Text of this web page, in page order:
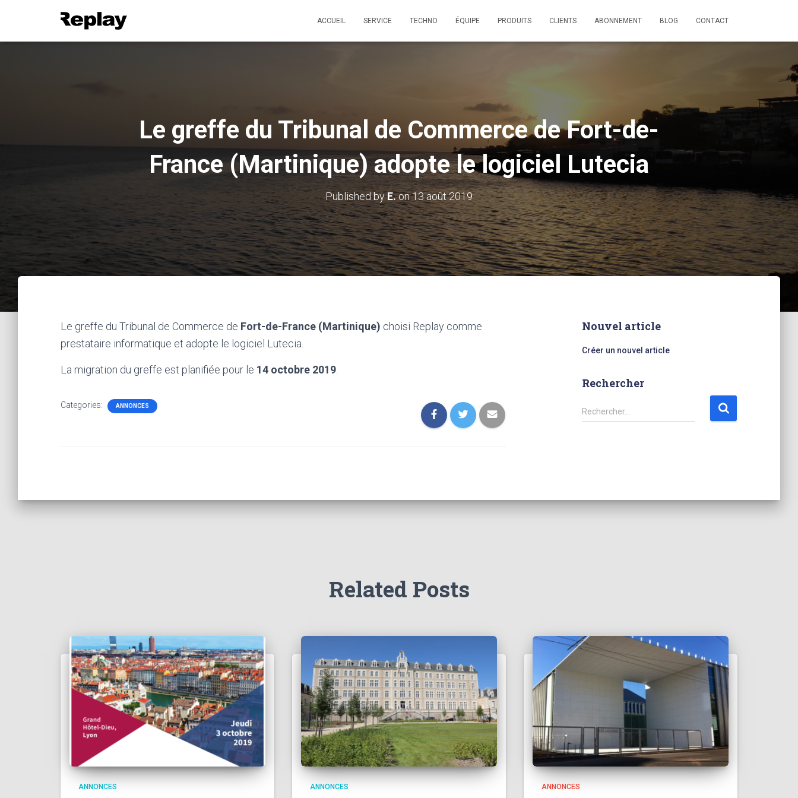
ACCUEIL SERVICE TECHNO ÉQUIPE PRODUITS CLIENTS ABONNEMENT BLOG CONTACT
Le greffe du Tribunal de Commerce de Fort-de-
France (Martinique) adopte le logiciel Lutecia
Published byE.on13 août 2019
Le greffe du Tribunal de Commerce de Fort-de-France (Martinique) choisi Replay comme
prestataire informatique et adopte le logiciel Lutecia.
La migration du greffe est planifiée pour le 14 octobre 2019
Categories: ANNONCES
Nouvel article
Créer un nouvel article
Rechercher
R
e
h
Rechercher…
Related Posts
ANNONCES ANNONCES ANNONCES